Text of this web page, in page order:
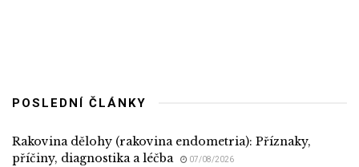
POSLEDNÍ ČLÁNKY
Rakovina dělohy (rakovina endometria): Příznaky,
příčiny, diagnostika a léčba
07/08/2026